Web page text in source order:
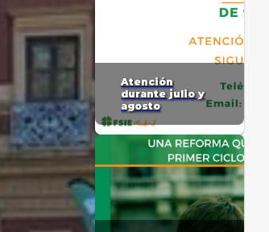
Atención
durante julio y
agosto